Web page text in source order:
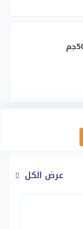
عرض الكل